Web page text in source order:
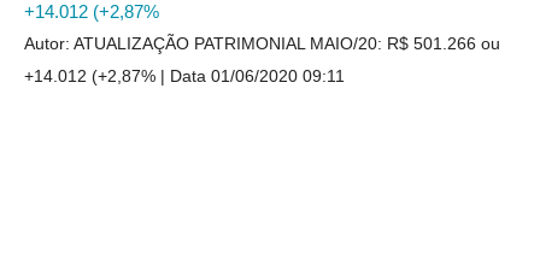
+14.012 (+2,87%
Autor: ATUALIZAÇÃO PATRIMONIAL MAIO/20: R$ 501.266 ou
+14.012 (+2,87%
Data 01/06/2020 09:11